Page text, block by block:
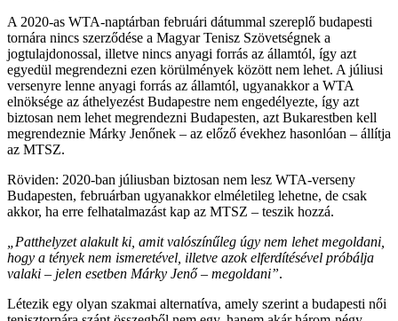
A 2020-as WTA-naptárban februári dátummal szereplő budapesti
tornára nincs szerződése a Magyar Tenisz Szövetségnek a
jogtulajdonossal, illetve nincs anyagi forrás az államtól, így azt
egyedül megrendezni ezen körülmények között nem lehet. A júliusi
versenyre lenne anyagi forrás az államtól, ugyanakkor a WTA
elnöksége az áthelyezést Budapestre nem engedélyezte, így azt
biztosan nem lehet megrendezni Budapesten, azt Bukarestben kell
megrendeznie Márky Jenőnek – az előző évekhez hasonlóan – állítja
az MTSZ.
Röviden: 2020-ban júliusban biztosan nem lesz WTA-verseny
Budapesten, februárban ugyanakkor elméletileg lehetne, de csak
akkor, ha erre felhatalmazást kap az MTSZ – teszik hozzá.
„Patthelyzet alakult ki, amit valószínűleg úgy nem lehet megoldani,
hogy a tények nem ismeretével, illetve azok elferdítésével próbálja
valaki – jelen esetben Márky Jenő – megoldani”.
Létezik egy olyan szakmai alternatíva, amely szerint a budapesti női